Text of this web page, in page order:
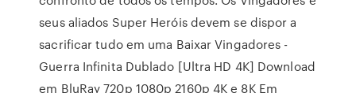
seus aliados Super Heróis devem se dispor a
sacrificar tudo em uma Baixar Vingadores -
Guerra Infinita Dublado [Ultra HD 4K] Download
em BluRay 720p 1080p 2160p 4K e 8K Em